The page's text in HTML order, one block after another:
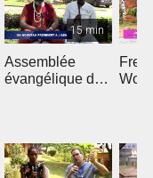
15 min
Assemblée
évangélique de
Free